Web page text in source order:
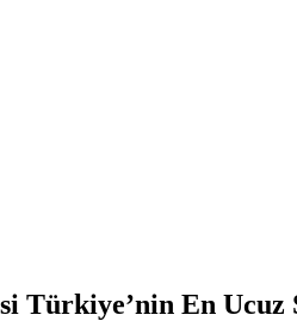
Türkiye’nin En